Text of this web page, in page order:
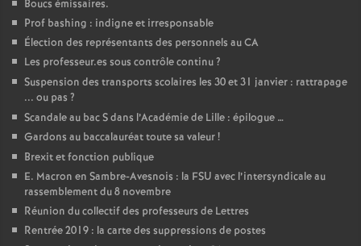
Boucs émissaires.
Prof bashing : indigne et irresponsable
Élection des représentants des personnels au CA
Les professeur.es sous contrôle continu?
Suspension des transports scolaires les 30 et 31 janvier : rattrapage
... ou pas ?
Scandale au bac S dans l’Académie de Lille : épilogue …
Gardons au baccalauréat toute sa valeur!
Brexit et fonction publique
E. Macron en Sambre-Avesnois : la FSU avec l’intersyndicale au
rassemblement du 8 novembre
Réunion du collectif des professeurs de Lettres
Rentrée 2019 : la carte des suppressions de postes